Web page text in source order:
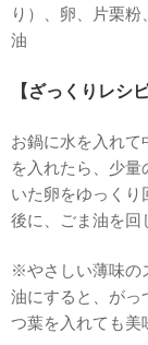
り）、卵、片栗
油
【ざっくりレシピ
お鍋に水を入れ
を入れたら、少
いた卵をゆっくり
後に、ごま油を回
※やさしい薄味の
油にすると、がっ
つ葉を入れても美